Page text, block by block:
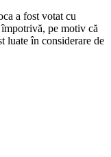
a fost votat cu
pe motiv că
luate în considerare de